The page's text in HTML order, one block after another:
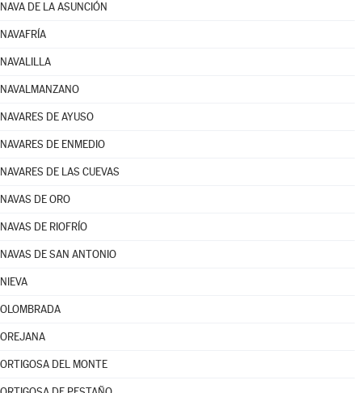
NAVA DE LA ASUNCIÓN
NAVAFRÍA
NAVALILLA
NAVALMANZANO
NAVARES DE AYUSO
NAVARES DE ENMEDIO
NAVARES DE LAS CUEVAS
NAVAS DE ORO
NAVAS DE RIOFRÍO
NAVAS DE SAN ANTONIO
NIEVA
OLOMBRADA
OREJANA
ORTIGOSA DEL MONTE